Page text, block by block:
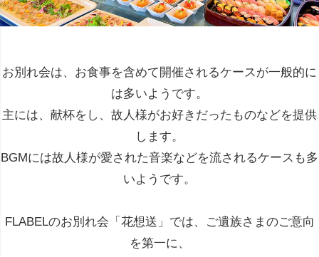
お別れ会は、お食事を含めて開催されるケースが一般的に
は多いようです。
主には、献杯をし、故人様がお好きだったものなどを提供
します。
BGMには故人様が愛された音楽などを流されるケースも多
いようです。
FLABELのお別れ会「花想送」では、ご遺族さまのご意向
を第一に、